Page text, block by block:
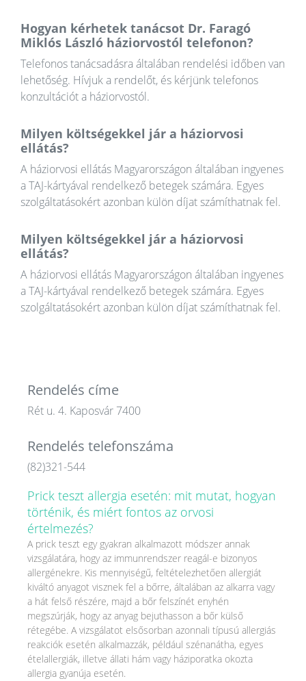
Hogyan kérhetek tanácsot Dr. Faragó
Miklós László háziorvostól telefonon?
Telefonos tanácsadásra általában rendelési időben van
lehetőség. Hívjuk a rendelőt, és kérjünk telefonos
konzultációt a háziorvostól.
Milyen költségekkel jár a háziorvosi
ellátás?
A háziorvosi ellátás Magyarországon általában ingyenes
a TAJ-kártyával rendelkező betegek számára. Egyes
szolgáltatásokért azonban külön díjat számíthatnak fel.
Milyen költségekkel jár a háziorvosi
ellátás?
A háziorvosi ellátás Magyarországon általában ingyenes
a TAJ-kártyával rendelkező betegek számára. Egyes
szolgáltatásokért azonban külön díjat számíthatnak fel.
Rendelés címe
Rét u. 4. Kaposvár 7400
Rendelés telefonszáma
(82)321-544
Prick teszt allergia esetén: mit mutat, hogyan
történik, és miért fontos az orvosi
értelmezés?
A prick teszt egy gyakran alkalmazott módszer annak
vizsgálatára, hogy az immunrendszer reagál-e bizonyos
allergénekre. Kis mennyiségű, feltételezhetően allergiát
kiváltó anyagot visznek fel a bőrre, általában az alkarra vagy
a hát felső részére, majd a bőr felszínét enyhén
megszúrják, hogy az anyag bejuthasson a bőr külső
rétegébe. A vizsgálatot elsősorban azonnali típusú allergiás
reakciók esetén alkalmazzák, például szénanátha, egyes
ételallergiák, illetve állati hám vagy háziporatka okozta
allergia gyanúja esetén.